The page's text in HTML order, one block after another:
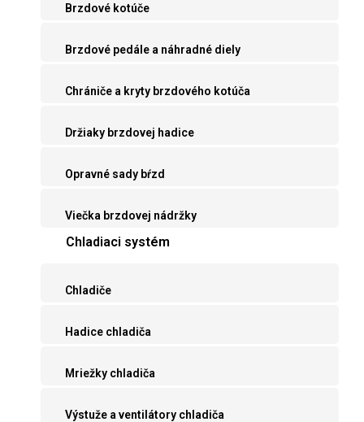
Brzdové kotúče
Brzdové pedále a náhradné diely
Chrániče a kryty brzdového kotúča
Držiaky brzdovej hadice
Opravné sady bŕzd
Viečka brzdovej nádržky
Chladiaci systém
Chladiče
Hadice chladiča
Mriežky chladiča
Výstuže a ventilátory chladiča